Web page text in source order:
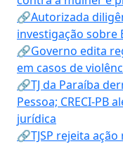
🔗Autorizada
investigação sobre
🔗Governo edita
em casos de
🔗TJ da Paraíba
Pessoa; CRECI-PB
jurídica
🔗TJSP rejeita